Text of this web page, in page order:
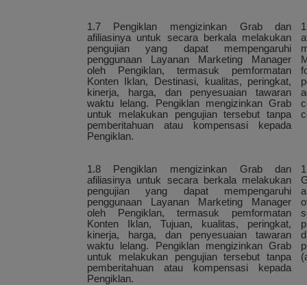
1.7 Pengiklan mengizinkan Grab dan
afiliasinya untuk secara berkala melakukan
pengujian yang dapat mempengaruhi
penggunaan Layanan Marketing Manager
oleh Pengiklan, termasuk pemformatan
Konten Iklan, Destinasi, kualitas, peringkat,
kinerja, harga, dan penyesuaian tawaran
waktu lelang. Pengiklan mengizinkan Grab
untuk melakukan pengujian tersebut tanpa
pemberitahuan atau kompensasi kepada
Pengiklan.
1.8 Pengiklan mengizinkan Grab dan
afiliasinya untuk secara berkala melakukan
pengujian yang dapat mempengaruhi
penggunaan Layanan Marketing Manager
oleh Pengiklan, termasuk pemformatan
Konten Iklan, Tujuan, kualitas, peringkat,
kinerja, harga, dan penyesuaian tawaran
waktu lelang. Pengiklan mengizinkan Grab
untuk melakukan pengujian tersebut tanpa
pemberitahuan atau kompensasi kepada
Pengiklan.